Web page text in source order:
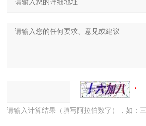
请输入计算结果（填写阿拉伯数字），如：